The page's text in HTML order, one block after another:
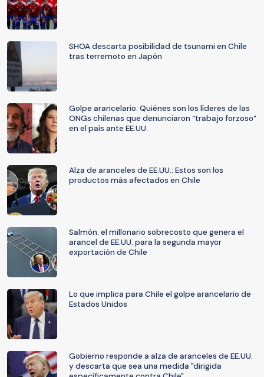
SHOA descarta posibilidad de tsunami en Chile
tras terremoto en Japón
Golpe arancelario: Quiénes son los líderes de las
ONGs chilenas que denunciaron “trabajo forzoso”
en el país ante EE.UU.
Alza de aranceles de EE.UU.: Estos son los
productos más afectados en Chile
Salmón: el millonario sobrecosto que genera el
arancel de EE.UU. para la segunda mayor
exportación de Chile
Lo que implica para Chile el golpe arancelario de
Estados Unidos
Gobierno responde a alza de aranceles de EE.UU.
y descarta que sea una medida "dirigida